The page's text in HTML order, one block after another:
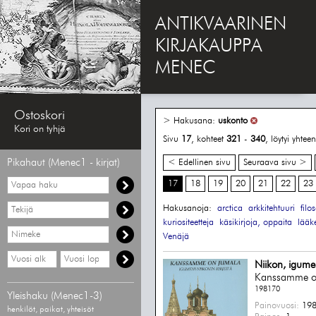
ANTIKVAARINEN
KIRJAKAUPPA
MENEC
Ostoskori
Kori on tyhjä
Pikahaut (Menec1 - kirjat)
Vapaa
haku
Hae
tekijää
Hae
nimekettä
Hae
vähimmäisvuosi
Hae
enimmäisvuosi
Yleishaku (Menec1-3)
henkilöt, paikat, yhteisöt
> Hakusana: uskonto
Sivu 17, kohteet 321 - 340, löytyi
< Edellinen sivu Seuraava sivu >
17 18 19 20 21 22 23
Hakusanoja: arctica arkkitehtuuri
kuriositeetteja
käsikirjoja, oppaita
Venäjä
Niikon,
Kanssamme
198170
Painovuosi: